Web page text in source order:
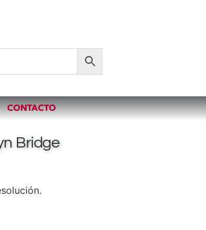
CONTACTO
Bridge